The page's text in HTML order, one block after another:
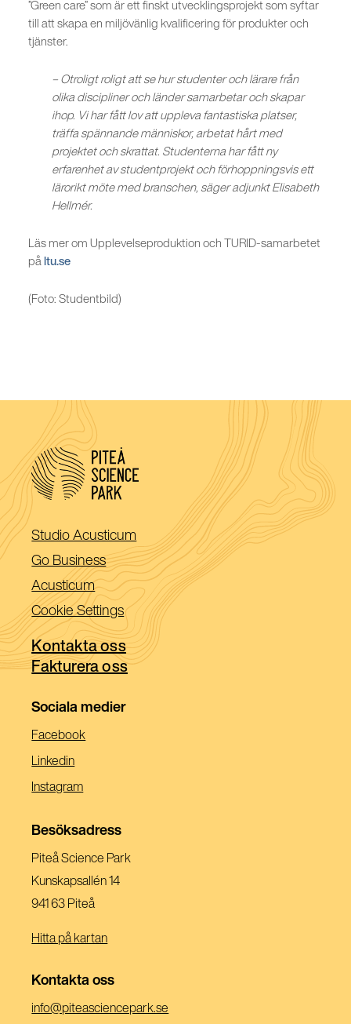
”Green care” som är ett finskt utvecklingsprojekt som syftar
till att skapa en miljövänlig kvalificering för produkter och
tjänster.
– Otroligt roligt att se hur studenter och lärare från
olika discipliner och länder samarbetar och skapar
ihop. Vi har fått lov att uppleva fantastiska platser,
träffa spännande människor, arbetat hårt med
projektet och skrattat. Studenterna har fått ny
erfarenhet av studentprojekt och förhoppningsvis ett
lärorikt möte med branschen, säger adjunkt Elisabeth
Hellmér.
Läs mer om Upplevelseproduktion och TURID-samarbetet
på ltu.se
(Foto: Studentbild)
Studio Acusticum (Öppnas
i
ett
nytt
fönster)
Go Business(Öppnas
i
ett
nytt
fönster)
Acusticum(Öppnas
i
ett
nytt
fönster)
Cookie Settings
Kontakta oss
Fakturera oss
Sociala medier
Facebook(Öppnas
Linkedin(Öppnas
Nytt
Instagram(Öppnas
Ett
Besöksadress
Piteå Science Park
Kunskapsallén 14
941 63 Piteå
Hitta på kartan
Kontakta oss
info@piteasciencepark.se